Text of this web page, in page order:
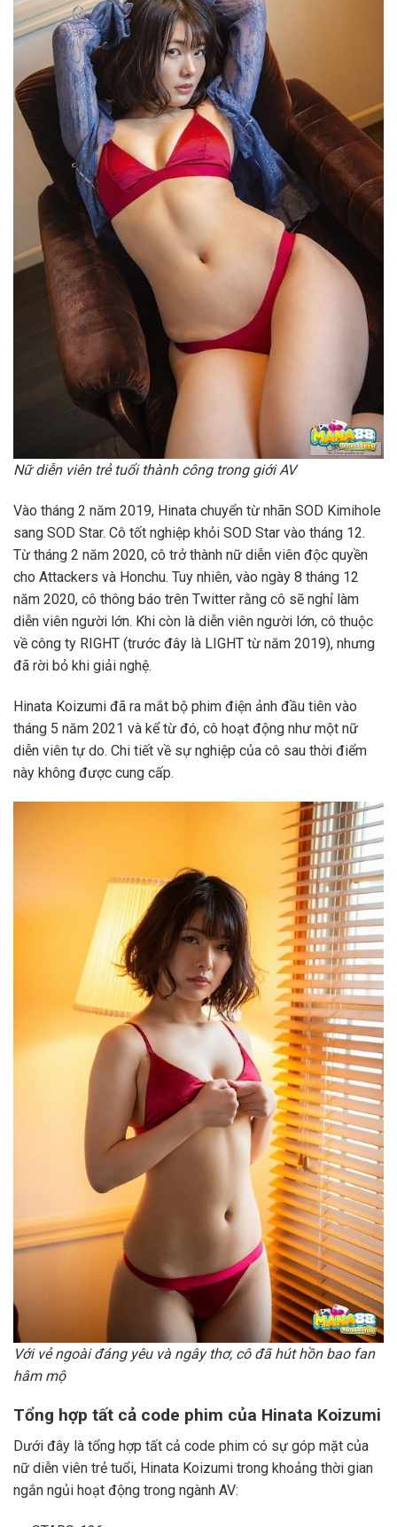
Nữ diễn viên trẻ tuổi thành công trong giới AV
Vào tháng 2 năm 2019, Hinata chuyển từ nhãn SOD Kimihole
sang SOD Star. Cô tốt nghiệp khỏi SOD Star vào tháng 12.
Từ tháng 2 năm 2020, cô trở thành nữ diễn viên độc quyền
cho Attackers và Honchu. Tuy nhiên, vào ngày 8 tháng 12
năm 2020, cô thông báo trên Twitter rằng cô sẽ nghỉ làm
diễn viên người lớn. Khi còn là diễn viên người lớn, cô thuộc
về công ty RIGHT (trước đây là LIGHT từ năm 2019), nhưng
đã rời bỏ khi giải nghệ.
Hinata Koizumi đã ra mắt bộ phim điện ảnh đầu tiên vào
tháng 5 năm 2021 và kể từ đó, cô hoạt động như một nữ
diễn viên tự do. Chi tiết về sự nghiệp của cô sau thời điểm
này không được cung cấp.
Với vẻ ngoài đáng yêu và ngây thơ, cô đã hút hồn bao fan
hâm mộ
Tổng hợp tất cả code phim của Hinata Koizumi
Dưới đây là tổng hợp tất cả code phim có sự góp mặt của
nữ diễn viên trẻ tuổi, Hinata Koizumi trong khoảng thời gian
ngắn ngủi hoạt động trong ngành AV: